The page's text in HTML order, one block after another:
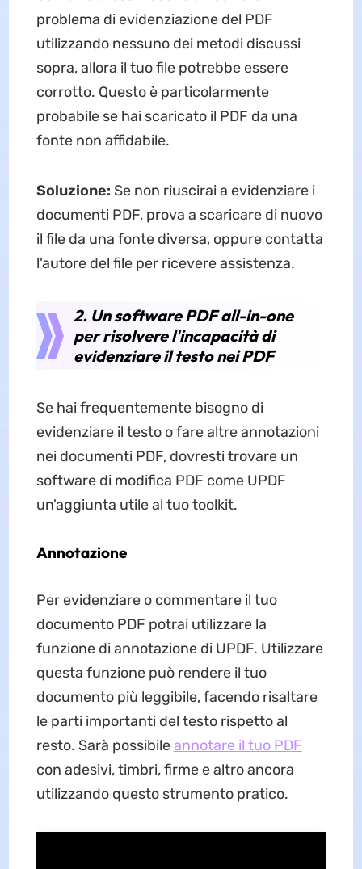
problema di evidenziazione del PDF
utilizzando nessuno dei metodi discussi
sopra, allora il tuo file potrebbe essere
corrotto. Questo è particolarmente
probabile se hai scaricato il PDF da una
fonte non affidabile.
Soluzione: Se non riuscirai a evidenziare i
documenti PDF, prova a scaricare di nuovo
il file da una fonte diversa, oppure contatta
l'autore del file per ricevere assistenza.
2. Un software PDF all-in-one
per risolvere l'incapacità di
evidenziare il testo nei PDF
Se hai frequentemente bisogno di
evidenziare il testo o fare altre annotazioni
nei documenti PDF, dovresti trovare un
software di modifica PDF come UPDF
un'aggiunta utile al tuo toolkit.
Annotazione
Per evidenziare o commentare il tuo
documento PDF potrai utilizzare la
funzione di annotazione di UPDF. Utilizzare
questa funzione può rendere il tuo
documento più leggibile, facendo risaltare
le parti importanti del testo rispetto al
resto. Sarà possibileannotare il tuo PDF
con adesivi, timbri, firme e altro ancora
utilizzando questo strumento pratico.